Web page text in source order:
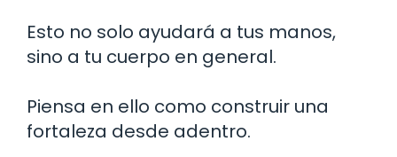
Esto no solo ayudará a tus manos,
sino a tu cuerpo en general.
Piensa en ello como construir una
fortaleza desde adentro.